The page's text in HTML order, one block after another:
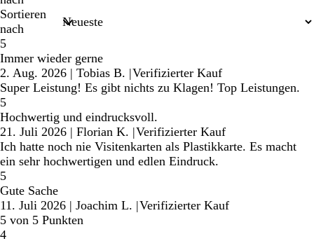
Sortieren
nach
5
Immer wieder gerne
2. Aug. 2026 | Tobias B. |Verifizierter Kauf
Super Leistung! Es gibt nichts zu Klagen! Top Leistungen.
5
Hochwertig und eindrucksvoll.
21. Juli 2026 | Florian K. |Verifizierter Kauf
Ich hatte noch nie Visitenkarten als Plastikkarte. Es macht
ein sehr hochwertigen und edlen Eindruck.
5
Gute Sache
11. Juli 2026 | Joachim L. |Verifizierter Kauf
5 von 5 Punkten
4